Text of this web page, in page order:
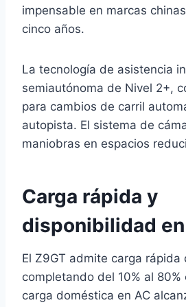
impensable en marcas
cinco años.
La tecnología de asistencia
semiautónoma de Nivel 2+,
para cambios de carril
autopista. El sistema de
maniobras en espacios
Carga rápida y
disponibilidad en
El Z9GT admite carga rápida
completando del 10% al
carga doméstica en AC